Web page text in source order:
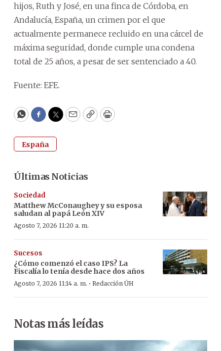
hijos, Ruth y José, en una finca de Córdoba, en
Andalucía, España, un crimen por el que
actualmente permanece recluido en una cárcel de
máxima seguridad, donde cumple una condena
total de 25 años, a pesar de ser sentenciado a 40.
Fuente: EFE.
WhatsApp
Facebook
Twitter
EmailCopyPrint
España
Últimas Noticias
Sociedad
Matthew McConaughey y su esposa
saludan al papá León XIV
Agosto 7, 2026 11:20 a. m.
Sucesos
¿Cómo comenzó el caso IPS? La
Fiscalía lo tenía desde hace dos años
Agosto 7, 2026 11:14 a. m. · Redacción ÚH
Notas más leídas